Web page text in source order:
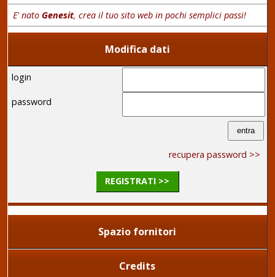
E' nato Genesit, crea il tuo sito web in pochi semplici passi!
Modifica dati
login
password
recupera password >>
REGISTRATI >>
Spazio fornitori
Credits